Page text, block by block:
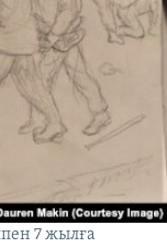
7 жылға